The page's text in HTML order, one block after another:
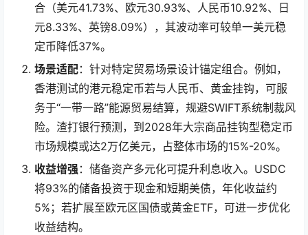
合（美元41.73%、欧元30.93%、人民币10.92%、日
元8.33%、英镑8.09%），其波动率可较单一美元稳
定币降低37%。
场景适配：针对特定贸易场景设计锚定组合。例如，
香港测试的港元稳定币若与人民币、黄金挂钩，可服
务于“一带一路”能源贸易结算，规避SWIFT系统制裁风
险。渣打银行预测，到2028年大宗商品挂钩型稳定币
市场规模或达2万亿美元，占整体市场的15%-20%。
收益增强 ：储备资产多元化可提升利息收入。USDC
将93%的储备投资于现金和短期美债，年化收益约
5%；若扩展至欧元区国债或黄金ETF，可进一步优化
收益结构。